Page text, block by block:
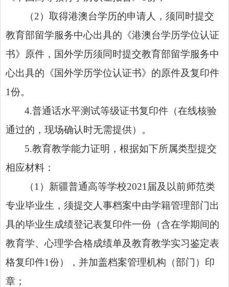
（2）取得港澳台学历的申请人，须同时提交
教育部留学服务中心出具的《港澳台学历学位认证
书》原件，国外学历须同时提交教育部留学服务中
心出具的《国外学历学位认证书》的原件及复印件
1份。
4.普通话水平测试等级证书复印件（在线核验
通过的，现场确认时无需提供）。
5.教育教学能力证明，根据如下所属类型提交
相应材料：
（1）新疆普通高等学校2021届及以前师范类
专业毕业生，须提交人事档案中由学籍管理部门出
具的毕业生成绩登记表复印件一份（含在学期间的
教育学、心理学合格成绩单及教育教学实习鉴定表
格复印件1份），并加盖档案管理机构（部门）印
章；